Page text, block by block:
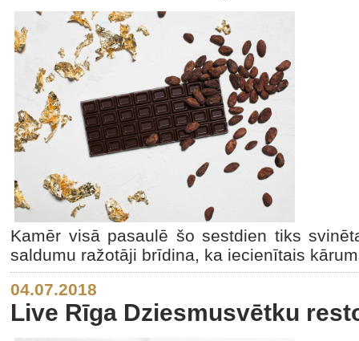
Kamēr visā pasaulē šo sestdien tiks
saldumu ražotāji brīdina, ka iecienītais
04.07.2018
Live Rīga Dziesmusvētku